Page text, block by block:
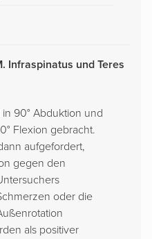
Infraspinatus und Teres
90° Abduktion und
Flexion gebracht.
aufgefordert,
gegen den
oder die
als positiver